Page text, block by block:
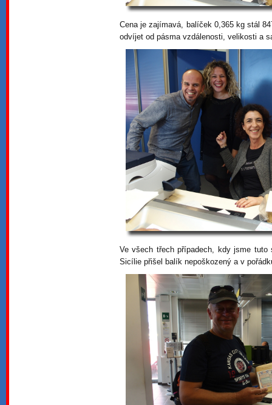
Cena je zajímavá, balíček 0,365 kg stál
odvíjet od pásma vzdálenosti, velikosti a
Ve všech třech případech, kdy jsme
Sicílie přišel balík nepoškozený a v